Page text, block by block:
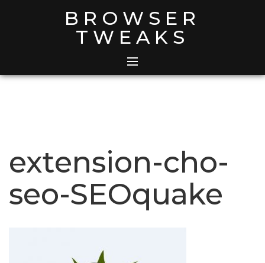
BROWSER
TWEAKS
extension-cho-
seo-SEOquake